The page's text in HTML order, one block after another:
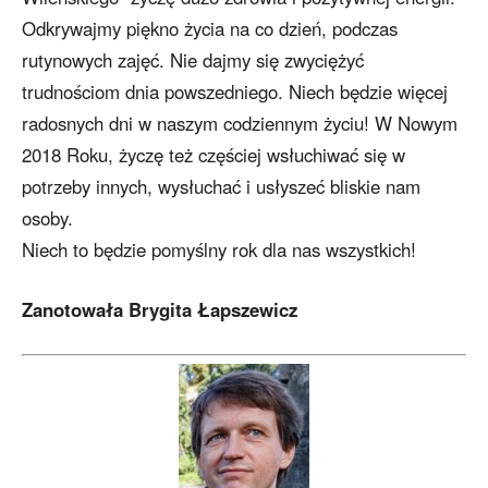
Odkrywajmy piękno życia na co dzień, podczas
rutynowych zajęć. Nie dajmy się zwyciężyć
trudnościom dnia powszedniego. Niech będzie więcej
radosnych dni w naszym codziennym życiu! W Nowym
2018 Roku, życzę też częściej wsłuchiwać się w
potrzeby innych, wysłuchać i usłyszeć bliskie nam
osoby.
Niech to będzie pomyślny rok dla nas wszystkich!
Zanotowała Brygita Łapszewicz